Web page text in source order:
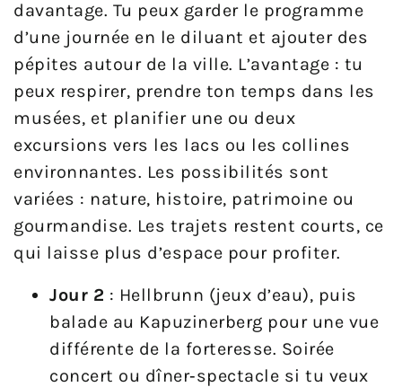
davantage. Tu peux garder le programme
d’une journée en le diluant et ajouter des
pépites autour de la ville. L’avantage : tu
peux respirer, prendre ton temps dans les
musées, et planifier une ou deux
excursions vers les lacs ou les collines
environnantes. Les possibilités sont
variées : nature, histoire, patrimoine ou
gourmandise. Les trajets restent courts, ce
qui laisse plus d’espace pour profiter.
Jour 2 : Hellbrunn (jeux d’eau), puis
balade au Kapuzinerberg pour une vue
différente de la forteresse. Soirée
concert ou dîner‑spectacle si tu veux